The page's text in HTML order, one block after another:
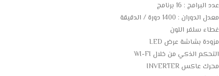
عدد البرامج : 16 برنامج
معدل الدوران : 1400 دورة / الدقيقة
غطاء سلفر اللون
مزودة بشاشة عرض LED
التحكم الذكي من خلال WI-FI
محرك عاكس INVERTER